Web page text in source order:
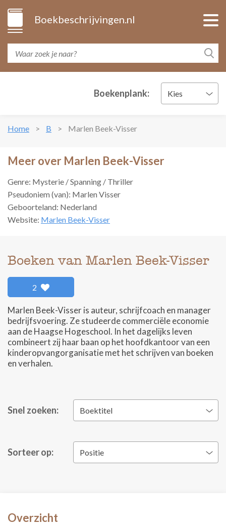
Boekbeschrijvingen.nl
Boekenplank: Kies
Home B Marlen Beek-Visser
Meer over Marlen Beek-Visser
Genre: Mysterie / Spanning / Thriller
Pseudoniem (van): Marlen Visser
Geboorteland: Nederland
Website: Marlen Beek-Visser
Boeken van Marlen Beek-Visser
2
Marlen Beek-Visser is auteur, schrijfcoach en manager
bedrijfsvoering. Ze studeerde commerciële economie
aan de Haagse Hogeschool. In het dagelijks leven
combineert zij haar baan op het hoofdkantoor van een
kinderopvangorganisatie met het schrijven van boeken
en verhalen.
Snel zoeken: Boektitel
Sorteer op: Positie
Overzicht